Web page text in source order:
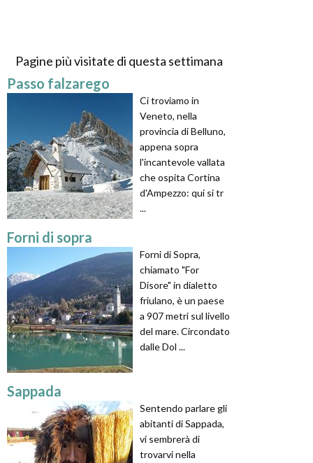
Pagine più visitate di questa settimana
Passo falzarego
Ci troviamo in
Veneto, nella
provincia di Belluno,
appena sopra
l'incantevole vallata
che ospita Cortina
d'Ampezzo: qui si tr
...
Forni di sopra
Forni di Sopra,
chiamato "For
Disore" in dialetto
friulano, è un paese
a 907 metri sul livello
del mare. Circondato
dalle Dol ...
Sappada
Sentendo parlare gli
abitanti di Sappada,
vi sembrerà di
trovarvi nella